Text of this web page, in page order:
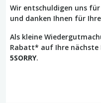
Wir entschuldigen uns
und danken Ihnen für
Als kleine
Rabatt* auf Ihre nächste
5SORRY.